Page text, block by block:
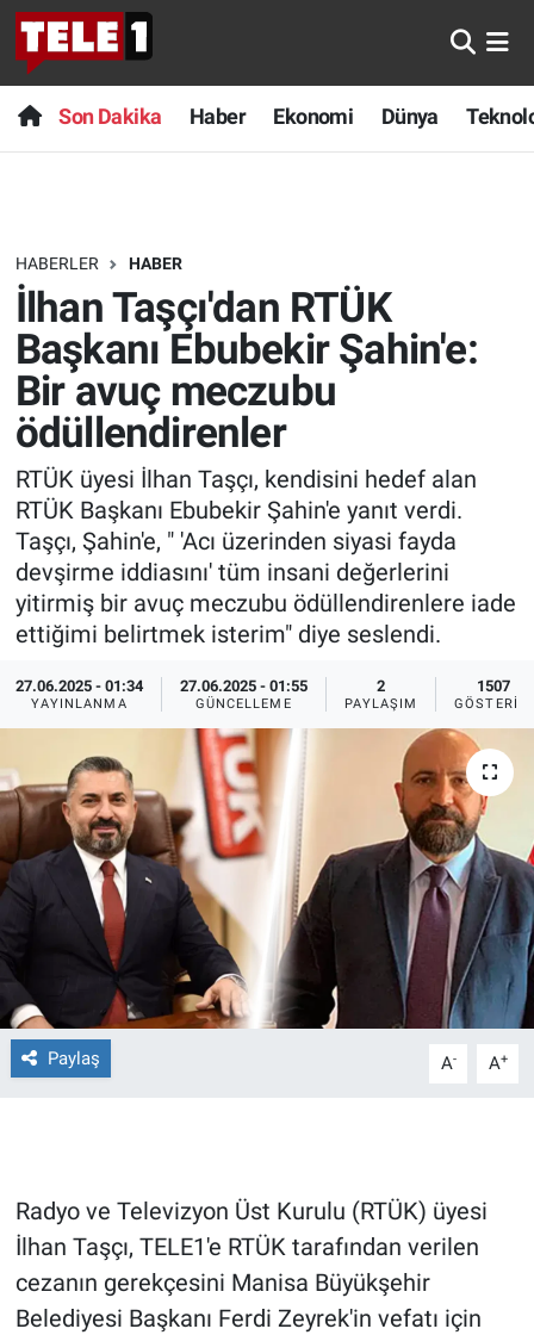
Son Dakika Haber Ekonomi Dünya
HABERLER HABER
İlhan Taşçı'dan RTÜK
Başkanı Ebubekir Şahin'e:
Bir avuç meczubu
ödüllendirenler
RTÜK üyesi İlhan Taşçı, kendisini hedef alan
RTÜK Başkanı Ebubekir Şahin'e yanıt verdi.
Taşçı, Şahin'e, " 'Acı üzerinden siyasi fayda
devşirme iddiasını' tüm insani değerlerini
yitirmiş bir avuç meczubu ödüllendirenlere iade
ettiğimi belirtmek isterim" diye seslendi.
27.06.2025 - 01:34
YAYINLANMA
27.06.2025 - 01:55
GÜNCELLEME
2
PAYLAŞIM
1507
GÖSTERIM
Paylaş A- A+
Radyo ve Televizyon Üst Kurulu (RTÜK) üyesi
İlhan Taşçı, TELE1'e RTÜK tarafından verilen
cezanın gerekçesini Manisa Büyükşehir
Belediyesi Başkanı Ferdi Zeyrek'in vefatı için
Anında Manşet
Başka Sohbetler
Bilim turu
Bilim ve Teknoloji Evreni
Doğa Konuşuyor
Dünya
Ege Saati
Ege'den Esintiler
Eğitim
Eğlence
Ekonomi
Forum
Gerçeğin İzinde
Gün Başlıyor
Gün Bitiyor
Gün Ortası
Haber
İlan
Son Dakika
Haber
Dünya
Teknoloji
Sağlık
Spor
Yayın Akışı
İletişim
Nöbetçi Eczaneler
Hava Durumu
Trafik Durumu
Süper Lig Puan Durumu ve Fikstür
Tüm Manşetler
Son Dakika Haberleri
Haber Arşivi